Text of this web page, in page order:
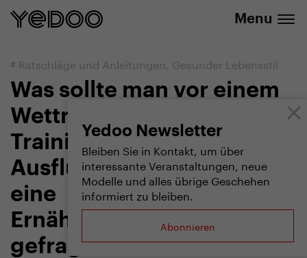
Menu
Yedoo Newsletter
Bleiben Sie in Kontakt, um über
interessante Veranstaltungen, neue
Modelle und alles übrige Geschehen
informiert zu bleiben.
Abonnieren
# Ratschläge und Anleitungen, Gesunder Lebensstil
Was sollte man vor einem
Wettrennen, einem
Training oder auf einem
Ausflug essen? Wir haben
eine
Ernährungstherapeutin
gefragt